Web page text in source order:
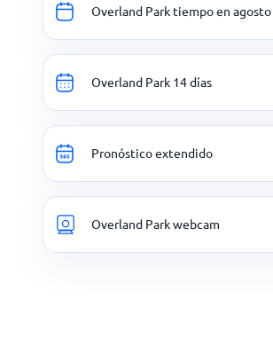
Overland Park tiempo en agosto
Overland Park 14 días
Pronóstico extendido
Overland Park webcam